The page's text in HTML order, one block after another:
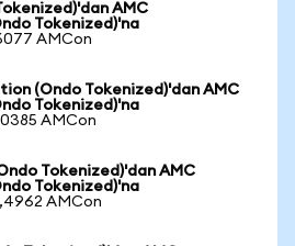
AMC
Tokenized)'na
AMCon
(Ondo Tokenized)'dan AMC
Tokenized)'na
AMCon
Tokenized)'dan AMC
Tokenized)'na
AMCon